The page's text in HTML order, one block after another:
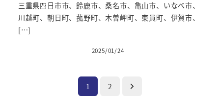
三重県四日市市、鈴鹿市、桑名市、亀山市、いなべ市、
川越町、朝日町、菰野町、木曽岬町、東員町、伊賀市、
[…]
2025/01/24
1 2